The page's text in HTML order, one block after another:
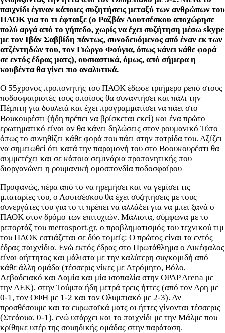
παιχνίδι έγιναν κάποιες συζητήσεις μεταξύ των ανθρώπων του
ΠΑΟΚ για το τι έφταιξε (ο Ραζβάν Λουτσέσκου αποχώρησε
πολύ αργά από το γήπεδο, χωρίς να έχει συζήτηση μέσω skype
με τον Ιβάν Σαββίδη πάντως, συνοδευόμενος από έναν εκ των
ατζέντηδών του, τον Γιώργο Φούγια, όπως κάνει κάθε φορά
σε εντός έδρας ματς), ουσιαστικά, όμως, από σήμερα η
κουβέντα θα γίνει πιο αναλυτικά.
Ο 55χρονος προπονητής του ΠΑΟΚ έδωσε τριήμερο ρεπό στους
ποδοσφαιριστές τους οποίους θα συναντήσει και πάλι την
Πέμπτη για δουλειά και έχει προγραμματίσει να πάει στο
Βουκουρέστι (ήδη πρέπει να βρίσκεται εκεί) και ένα πρώτο
ερωτηματικό είναι αν θα κάνει δηλώσεις στον ρουμανικό Τύπο
όπως το συνηθίζει κάθε φορά που πάει στην πατρίδα του. Αξίζει
να σημειωθεί ότι κατά την παραμονή του στο Βοουκουρέστι θα
συμμετέχει και σε κάποια σεμινάρια προπονητικής που
διοργανώνει η ρουμανική ομοσπονδία ποδοσφαίρου
Προφανώς, πέρα από το να ηρεμήσει και να γεμίσει τις
μπαταρίες του, ο Λουτσέσκου θα έχει συζητήσεις με τους
συνεργάτες του για το τι πρέπει να αλλάξει για να μπει ξανά ο
ΠΑΟΚ στον δρόμο των επιτυχιών. Μάλιστα, σύμφωνα με το
ρεπορτάζ του metrosport.gr, ο προβληματισμός του τεχνικού τιμ
του ΠΑΟΚ εστιάζεται σε δύο τομείς: Ο πρώτος είναι τα εντός
έδρας παιχνίδια. Ενώ εκτός έδρας στο Πρωτάθλημα o Δικέφαλος
είναι αήττητος και μάλιστα με την καλύτερη συγκομιδή από
κάθε άλλη ομάδα (τέσσερις νίκες με Ατρόμητο, Βόλο,
Λεβαδειακό και Λαμία και μία ισοπαλία στην OPAP Arena με
την ΑΕΚ), στην Τούμπα ήδη μετρά τρεις ήττες (από τον Αρη με
0-1, τον ΟΦΗ με 1-2 και τον Ολυμπιακό με 2-3). Αν
προσθέσουμε και τα ευρωπαϊκά ματς οι ήττες γίνονται τέσσερις
(Στεάουα, 0-1), ενώ υπάρχει και το παιχνίδι με την Μάλμε που
κρίθηκε υπέρ της σουηδικής ομάδας στην παράταση.